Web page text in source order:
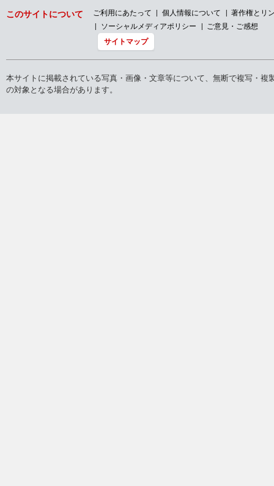
このサイトについて ご利用にあたって 個人情報について
著作権とリ
ソーシャルメディアポリシー
ご意見・ご感想
サイトマップ
本サイトに掲載されている写真・画像・文章等について、無断で複写・
の対象となる場合があります。